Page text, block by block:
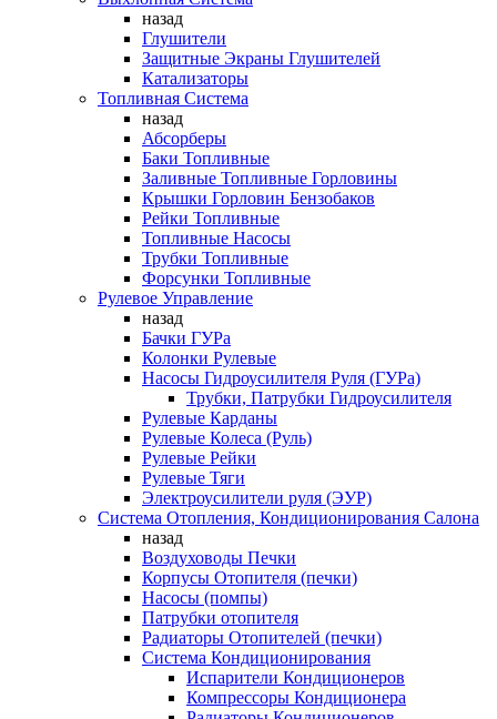
назад
Глушители
Защитные Экраны Глушителей
Катализаторы
Топливная Система
назад
Абсорберы
Баки Топливные
Заливные Топливные Горловины
Крышки Горловин Бензобаков
Рейки Топливные
Топливные Насосы
Трубки Топливные
Форсунки Топливные
Рулевое Управление
назад
Бачки ГУРа
Колонки Рулевые
Насосы Гидроусилителя Руля (ГУРа)
Трубки, Патрубки Гидроусилителя
Рулевые Карданы
Рулевые Колеса (Руль)
Рулевые Рейки
Рулевые Тяги
Электроусилители руля (ЭУР)
Система Отопления, Кондиционирования Салона
назад
Воздуховоды Печки
Корпусы Отопителя (печки)
Насосы (помпы)
Патрубки отопителя
Радиаторы Отопителей (печки)
Система Кондиционирования
Испарители Кондиционеров
Компрессоры Кондиционера